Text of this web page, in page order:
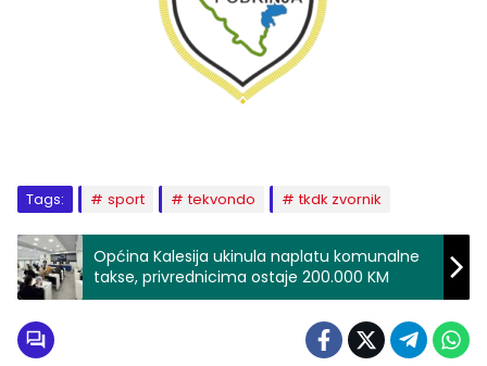
Tags: sport tekvondo tkdk zvornik
Općina Kalesija ukinula naplatu komunalne
takse, privrednicima ostaje 200.000 KM